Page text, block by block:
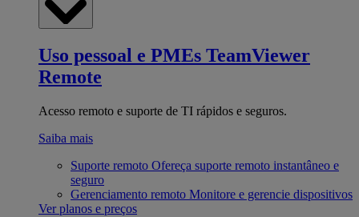
Uso pessoal e PMEs TeamViewer
Remote
Acesso remoto e suporte de TI rápidos e seguros.
Saiba mais
Suporte remoto Ofereça suporte remoto instantâneo e
seguro
Gerenciamento remoto Monitore e gerencie dispositivos
Ver planos e preços